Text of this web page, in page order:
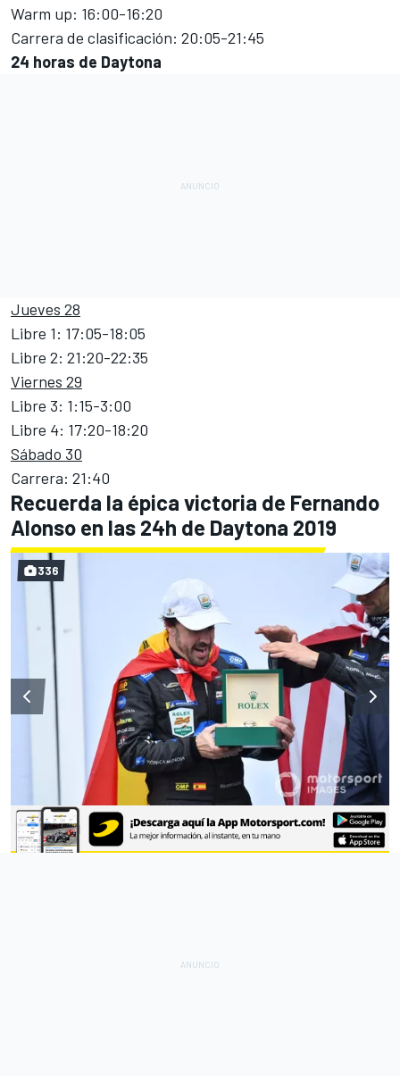
Warm up: 16:00-16:20
Carrera de clasificación: 20:05-21:45
24 horas de Daytona
Jueves 28
Libre 1: 17:05-18:05
Libre 2: 21:20-22:35
Viernes 29
Libre 3: 1:15-3:00
Libre 4: 17:20-18:20
Sábado 30
Carrera: 21:40
Recuerda la épica victoria de Fernando
Alonso en las 24h de Daytona 2019
336